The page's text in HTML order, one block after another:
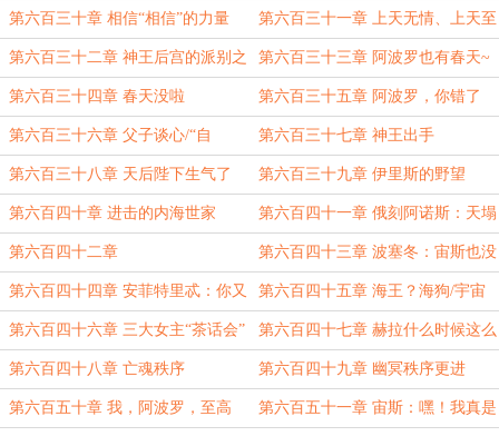
第六百三十章 相信“相信”的力量 第六百三十一章 上天无情、上天至
公
第六百三十二章 神王后宫的派别之
分
第六百三十三章 阿波罗也有春天~
第六百三十四章 春天没啦 第六百三十五章 阿波罗，你错了
第六百三十六章 父子谈心/“自
我”（9K）
第六百三十七章 神王出手
第六百三十八章 天后陛下生气了 第六百三十九章 伊里斯的野望
第六百四十章 进击的内海世家 第六百四十一章 俄刻阿诺斯：天塌
啦！
第六百四十二章 第六百四十三章 波塞冬：宙斯也没
我幸运！
第六百四十四章 安菲特里忒：你又
有孩子啦！
第六百四十五章 海王？海狗/宇宙
三大女主齐聚！
第六百四十六章 三大女主“茶话会” 第六百四十七章 赫拉什么时候这么
大度包容了？！
第六百四十八章 亡魂秩序 第六百四十九章 幽冥秩序更进
第六百五十章 我，阿波罗，至高 第六百五十一章 宙斯：嘿！我真是